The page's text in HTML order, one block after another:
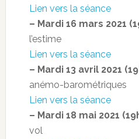
Lien vers la séance
– Mardi 16 mars 2021
l’estime
Lien vers la séance
– Mardi 13 avril 2021
anémo-barométriques
Lien vers la séance
– Mardi 18 mai 2021
vol